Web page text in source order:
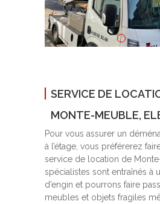
SERVICE DE
MONTE-MEUBLE,
Pour vous assurer un
à l’étage, vous préférerez
service de location de
spécialistes sont entraînés à
d’engin et pourrons faire
meubles et objets fragiles